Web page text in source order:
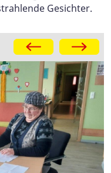
Gesichter.